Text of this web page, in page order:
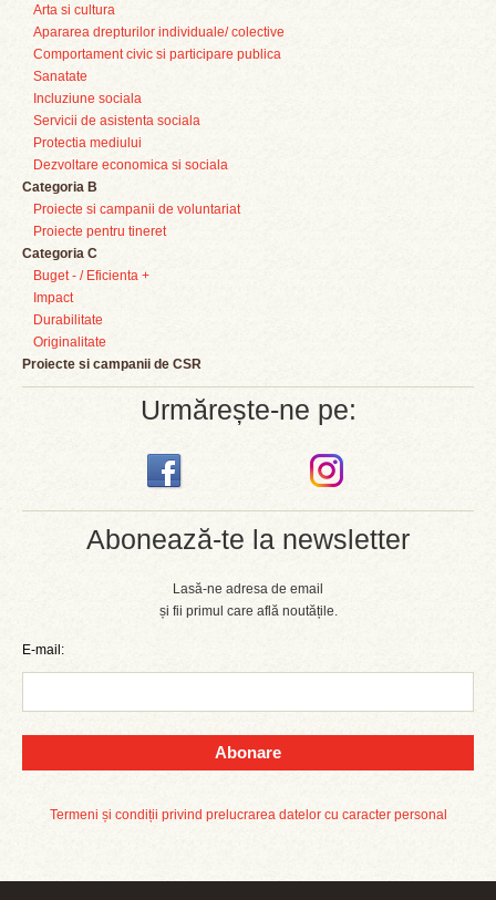
Arta si cultura
Apararea drepturilor individuale/ colective
Comportament civic si participare publica
Sanatate
Incluziune sociala
Servicii de asistenta sociala
Protectia mediului
Dezvoltare economica si sociala
Categoria B
Proiecte si campanii de voluntariat
Proiecte pentru tineret
Categoria C
Buget - / Eficienta +
Impact
Durabilitate
Originalitate
Proiecte si campanii de CSR
Urmărește-ne pe:
Abonează-te la newsletter
Lasă-ne adresa de email
și fii primul care află noutățile.
E-mail:
Abonare
Termeni și condiții privind prelucrarea datelor cu caracter personal